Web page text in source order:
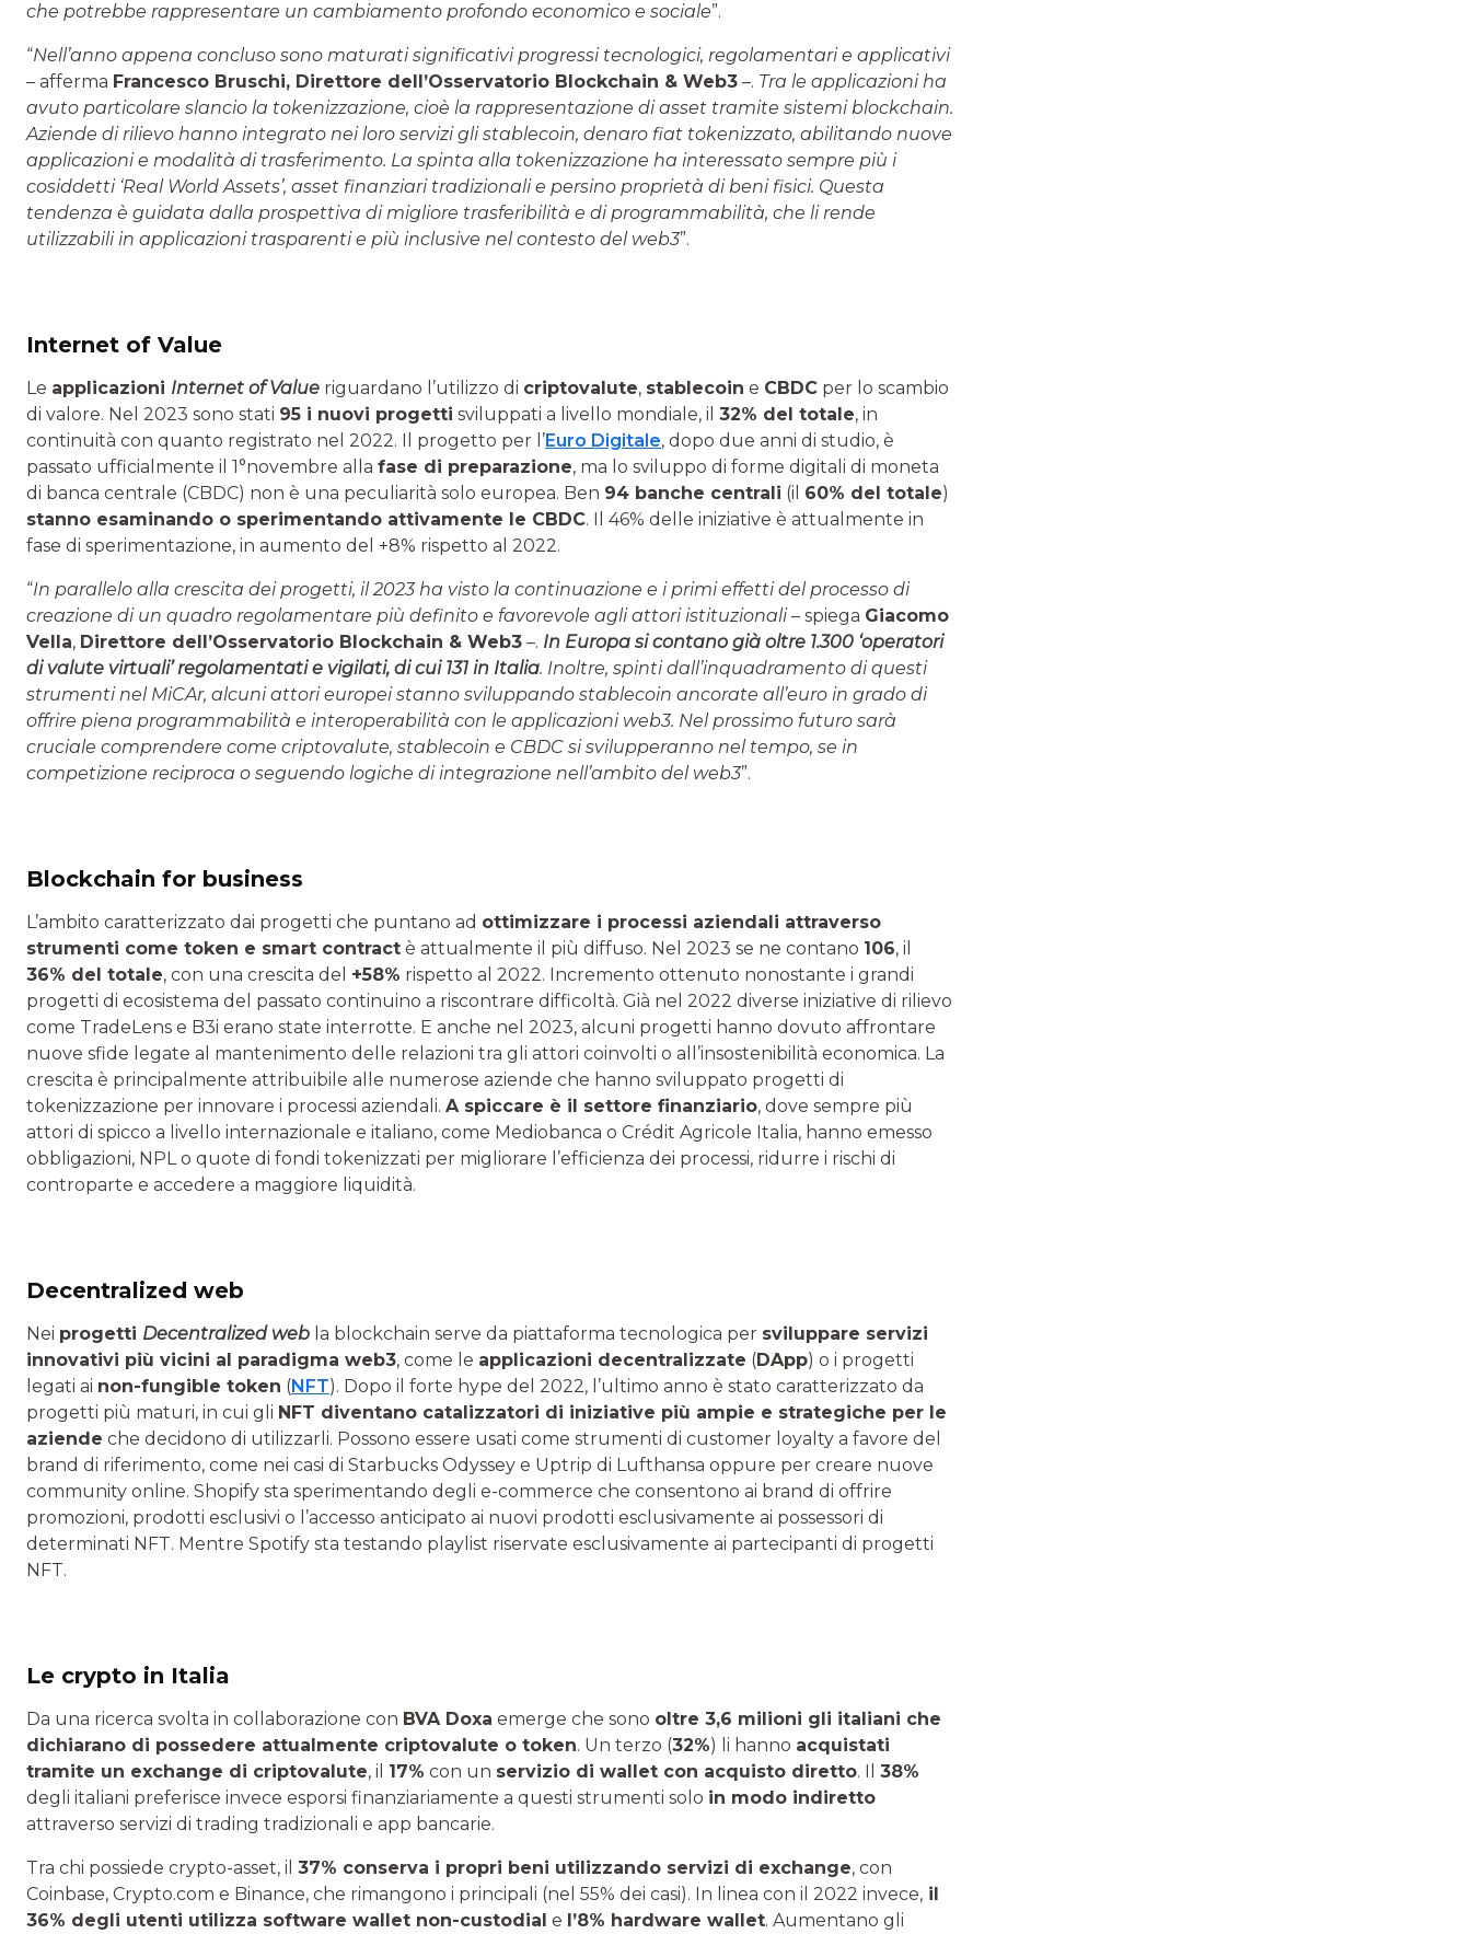
che potrebbe rappresentare un cambiamento profondo economico e sociale”.
“Nell’anno appena concluso sono maturati significativi progressi tecnologici, regolamentari e applicativi
– afferma Francesco Bruschi, Direttore dell’Osservatorio Blockchain & Web3 –. Tra le applicazioni ha
avuto particolare slancio la tokenizzazione, cioè la rappresentazione di asset tramite sistemi blockchain.
Aziende di rilievo hanno integrato nei loro servizi gli stablecoin, denaro fiat tokenizzato, abilitando nuove
applicazioni e modalità di trasferimento. La spinta alla tokenizzazione ha interessato sempre più i
cosiddetti ‘Real World Assets’, asset finanziari tradizionali e persino proprietà di beni fisici. Questa
tendenza è guidata dalla prospettiva di migliore trasferibilità e di programmabilità, che li rende
utilizzabili in applicazioni trasparenti e più inclusive nel contesto del web3”.
Internet of Value
Le applicazioni Internet of Value riguardano l’utilizzo di criptovalute, stablecoin e CBDC per lo scambio
di valore. Nel 2023 sono stati 95 i nuovi progetti sviluppati a livello mondiale, il 32% del totale, in
continuità con quanto registrato nel 2022. Il progetto per l’Euro Digitale, dopo due anni di studio, è
passato ufficialmente il 1°novembre alla fase di preparazione, ma lo sviluppo di forme digitali di moneta
di banca centrale (CBDC) non è una peculiarità solo europea. Ben 94 banche centrali (il 60% del totale)
stanno esaminando o sperimentando attivamente le CBDC. Il 46% delle iniziative è attualmente in
fase di sperimentazione, in aumento del +8% rispetto al 2022.
“In parallelo alla crescita dei progetti, il 2023 ha visto la continuazione e i primi effetti del processo di
creazione di un quadro regolamentare più definito e favorevole agli attori istituzionali– spiega Giacomo
Vella, Direttore dell’Osservatorio Blockchain & Web3 –. In Europa si contano già oltre 1.300 ‘operatori
di valute virtuali’ regolamentati e vigilati, di cui 131 in Italia. Inoltre, spinti dall’inquadramento di questi
strumenti nel MiCAr, alcuni attori europei stanno sviluppando stablecoin ancorate all’euro in grado di
offrire piena programmabilità e interoperabilità con le applicazioni web3. Nel prossimo futuro sarà
cruciale comprendere come criptovalute, stablecoin e CBDC si svilupperanno nel tempo, se in
competizione reciproca o seguendo logiche di integrazione nell’ambito del web3”.
Blockchain for business
L’ambito caratterizzato dai progetti che puntano ad ottimizzare i processi aziendali attraverso
strumenti come token e smart contract è attualmente il più diffuso. Nel 2023 se ne contano 106, il
36% del totale, con una crescita del +58% rispetto al 2022. Incremento ottenuto nonostante i grandi
progetti di ecosistema del passato continuino a riscontrare difficoltà. Già nel 2022 diverse iniziative di rilievo
come TradeLens e B3i erano state interrotte. E anche nel 2023, alcuni progetti hanno dovuto affrontare
nuove sfide legate al mantenimento delle relazioni tra gli attori coinvolti o all’insostenibilità economica. La
crescita è principalmente attribuibile alle numerose aziende che hanno sviluppato progetti di
tokenizzazione per innovare i processi aziendali. A spiccare è il settore finanziario, dove sempre più
attori di spicco a livello internazionale e italiano, come Mediobanca o Crédit Agricole Italia, hanno emesso
obbligazioni, NPL o quote di fondi tokenizzati per migliorare l’efficienza dei processi, ridurre i rischi di
controparte e accedere a maggiore liquidità.
Decentralized web
Nei progetti Decentralized web la blockchain serve da piattaforma tecnologica per sviluppare servizi
innovativi più vicini al paradigma web3, come le applicazioni decentralizzate (DApp) o i progetti
legati ai non-fungible token (NFT). Dopo il forte hype del 2022, l’ultimo anno è stato caratterizzato da
progetti più maturi, in cui gli NFT diventano catalizzatori di iniziative più ampie e strategiche per le
aziende che decidono di utilizzarli. Possono essere usati come strumenti di customer loyalty a favore del
brand di riferimento, come nei casi di Starbucks Odyssey e Uptrip di Lufthansa oppure per creare nuove
community online. Shopify sta sperimentando degli e-commerce che consentono ai brand di offrire
promozioni, prodotti esclusivi o l’accesso anticipato ai nuovi prodotti esclusivamente ai possessori di
determinati NFT. Mentre Spotify sta testando playlist riservate esclusivamente ai partecipanti di progetti
NFT.
Le crypto in Italia
Da una ricerca svolta in collaborazione con BVA Doxa emerge che sono oltre 3,6 milioni gli italiani che
dichiarano di possedere attualmente criptovalute o token. Un terzo (32%) li hanno acquistati
tramite un exchange di criptovalute, il 17% con un servizio di wallet con acquisto diretto. Il 38%
degli italiani preferisce invece esporsi finanziariamente a questi strumenti solo in modo indiretto
attraverso servizi di trading tradizionali e app bancarie.
Tra chi possiede crypto-asset, il 37% conserva i propri beni utilizzando servizi di exchange, con
Coinbase, Crypto.com e Binance, che rimangono i principali (nel 55% dei casi). In linea con il 2022 invece, il
36% degli utenti utilizza software wallet non-custodial e l’8% hardware wallet. Aumentano gli